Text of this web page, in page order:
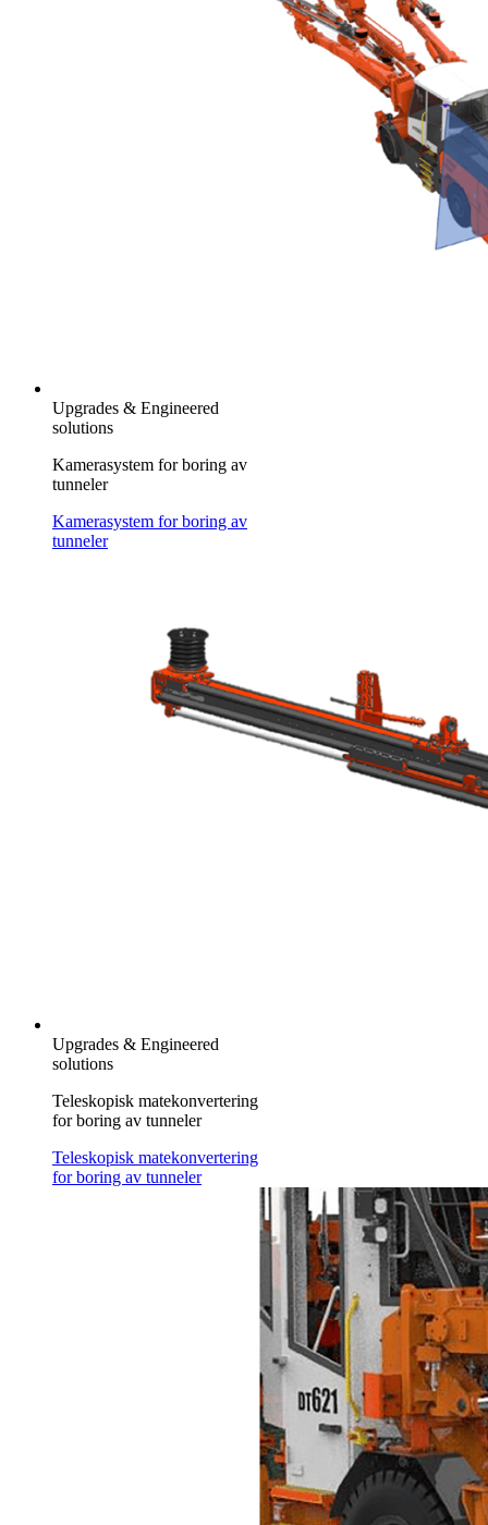
Upgrades & Engineered
solutions
Kamerasystem for boring av
tunneler
Kamerasystem for boring av
tunneler
Upgrades & Engineered
solutions
Teleskopisk matekonvertering
for boring av tunneler
Teleskopisk matekonvertering
for boring av tunneler